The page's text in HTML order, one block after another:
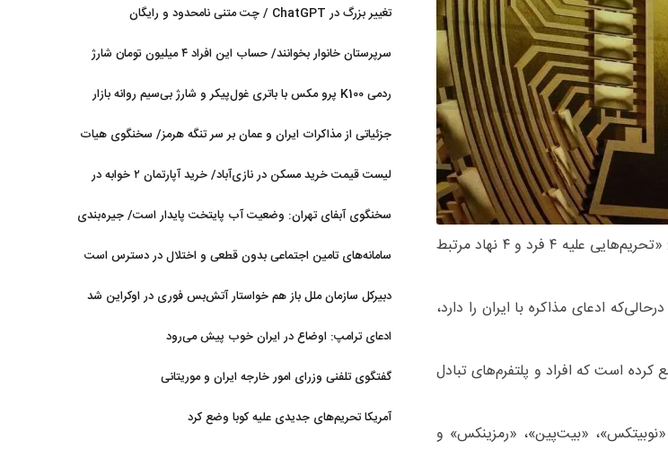
وزارت خزانه‌داری آمریکا شامگاه سه‌شنبه با انتشار بیانیه‌ای اعلام کرد: «تحریم‌هایی علیه ۴ فرد و ۴ نهاد مرتبط
ادعای مذاکره با ایران را دارد،
کرده است که افراد و پلتفرم‌های تبادل
«نوبیتکس»، «بیت‌پین»، «رمزینکس» و
تغییر بزرگ در ChatGPT / چت متنی نامحدود و رایگان
سرپرستان خانوار بخوانند/ حساب این افراد ۴ میلیون تومان شارژ
ردمی K100 پرو مکس با باتری غول‌پیکر و شارژ بی‌سیم روانه بازار
جزئیاتی از مذاکرات ایران و عمان بر سر تنگه هرمز/ سخنگوی هیات
لیست قیمت خرید مسکن در نازی‌آباد/ خرید آپارتمان ۲ خوابه در
سخنگوی آبفای تهران: وضعیت آب پایتخت پایدار است/ جیره‌بندی
سامانه‌های تامین اجتماعی بدون قطعی و اختلال در دسترس است
دبیرکل سازمان ملل باز هم خواستار آتش‌بس فوری در اوکراین شد
ادعای ترامپ: اوضاع در ایران خوب پیش می‌رود
گفتگوی تلفنی وزرای امور خارجه ایران و موریتانی
آمریکا تحریم‌های جدیدی علیه کوبا وضع کرد